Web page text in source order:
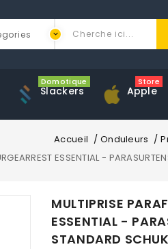
Slackers
Domotique
Apple
Store
Accueil Onduleurs
ESSENTIAL -
MULTIPRISE
ESSENTIAL -
STANDARD